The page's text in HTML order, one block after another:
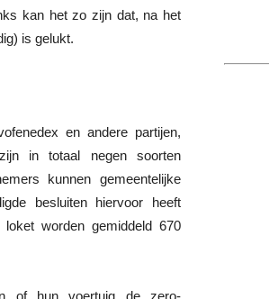
kan het zo zijn dat, na het
is gelukt.
en andere partijen,
in totaal negen soorten
kunnen gemeentelijke
besluiten hiervoor heeft
worden gemiddeld 670
of hun voertuig de zero-